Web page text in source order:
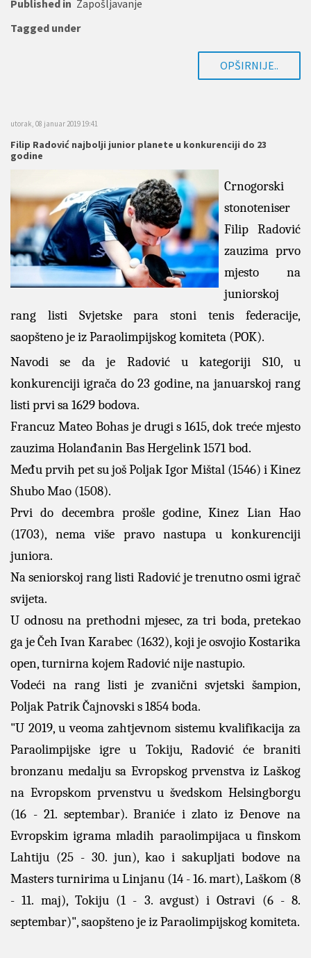
Published in Zapošljavanje
Tagged under
OPŠIRNIJE..
utorak, 08 januar 2019 19:41
Filip Radović najbolji junior planete u konkurenciji do 23
godine
Crnogorski
stonoteniser
Filip Radović
zauzima prvo
mjesto na
juniorskoj
rang listi Svjetske para stoni tenis federacije,
saopšteno je iz Paraolimpijskog komiteta (POK).
Navodi se da je Radović u kategoriji S10, u
konkurenciji igrača do 23 godine, na januarskoj rang
listi prvi sa 1629 bodova.
Francuz Mateo Bohas je drugi s 1615, dok treće mjesto
zauzima Holanđanin Bas Hergelink 1571 bod.
Među prvih pet su još Poljak Igor Mištal (1546) i Kinez
Shubo Mao (1508).
Prvi do decembra prošle godine, Kinez Lian Hao
(1703), nema više pravo nastupa u konkurenciji
juniora.
Na seniorskoj rang listi Radović je trenutno osmi igrač
svijeta.
U odnosu na prethodni mjesec, za tri boda, pretekao
ga je Čeh Ivan Karabec (1632), koji je osvojio Kostarika
open, turnirna kojem Radović nije nastupio.
Vodeći na rang listi je zvanični svjetski šampion,
Poljak Patrik Čajnovski s 1854 boda.
"U 2019, u veoma zahtjevnom sistemu kvalifikacija za
Paraolimpijske igre u Tokiju, Radović će braniti
bronzanu medalju sa Evropskog prvenstva iz Laškog
na Evropskom prvenstvu u švedskom Helsingborgu
(16 - 21. septembar). Braniće i zlato iz Đenove na
Evropskim igrama mladih paraolimpijaca u finskom
Lahtiju (25 - 30. jun), kao i sakupljati bodove na
Masters turnirima u Linjanu (14 - 16. mart), Laškom (8
- 11. maj), Tokiju (1 - 3. avgust) i Ostravi (6 - 8.
septembar)", saopšteno je iz Paraolimpijskog komiteta.